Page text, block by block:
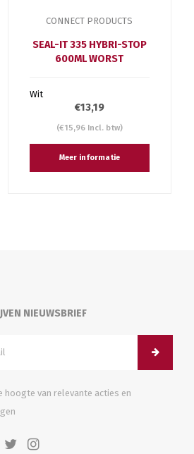
CONNECT PRODUCTS
SEAL-IT 335 HYBRI-STOP
600ML WORST
Wit
€13,19
(€15,96 Incl. btw)
Meer informatie
NIEUWSBRIEF
hoogte van relevante acties en